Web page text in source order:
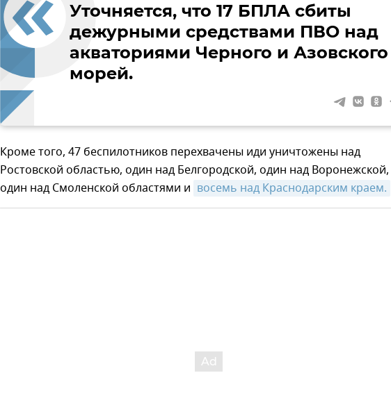
Уточняется, что 17 БПЛА сбиты
дежурными средствами ПВО над
акваториями Черного и Азовского
морей.
Кроме того, 47 беспилотников перехвачены иди уничтожены над
Ростовской областью, один над Белгородской, один над Воронежской,
один над Смоленской областями и восемь над Краснодарским краем.